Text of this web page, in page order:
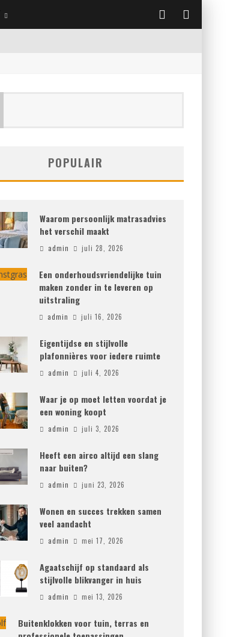
POPULAIR
Waarom persoonlijk matrasadvies
het verschil maakt
admin juli 28, 2026
Een onderhoudsvriendelijke tuin
maken zonder in te leveren op
uitstraling
admin juli 16, 2026
Eigentijdse en stijlvolle
plafonnières voor iedere ruimte
admin juli 4, 2026
Waar je op moet letten voordat je
een woning koopt
admin juli 3, 2026
Heeft een airco altijd een slang
naar buiten?
admin juni 23, 2026
Wonen en succes trekken samen
veel aandacht
admin mei 17, 2026
Agaatschijf op standaard als
stijlvolle blikvanger in huis
admin mei 13, 2026
Buitenklokken voor tuin, terras en